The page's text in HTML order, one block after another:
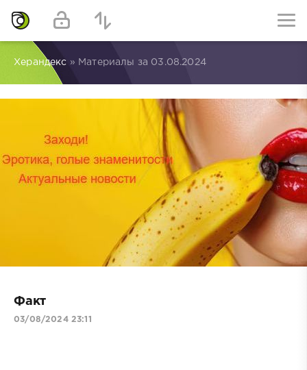
Херандекс » Материалы за 03.08.2024
Факт
03/08/2024 23:11